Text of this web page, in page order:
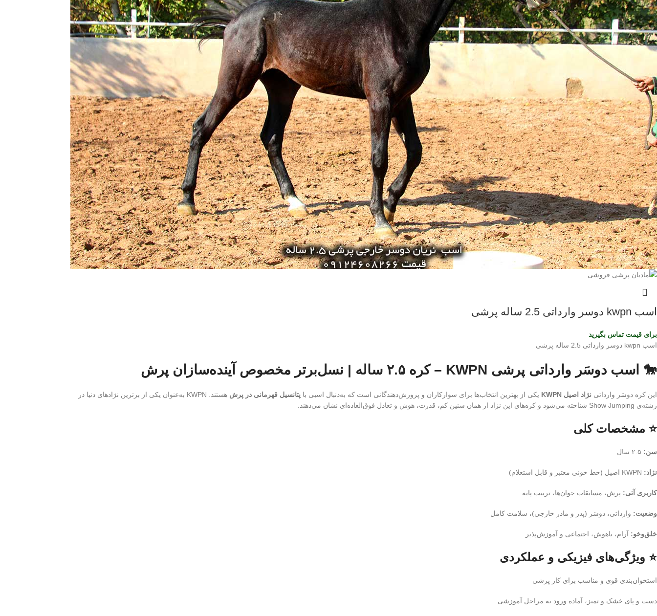
اسب kwpn دوسر وارداتی 2.5 ساله پرشی
برای قیمت تماس بگیرید
اسب kwpn دوسر وارداتی 2.5 ساله پرشی
🐎 اسب دوسَر وارداتی پرشی KWPN – کره ۲.۵ ساله | نسل‌برتر مخصوص آینده‌سازان پرش
این کره دوسَر وارداتی نژاد اصیل KWPN یکی از بهترین انتخاب‌ها برای سوارکاران و پرورش‌دهندگانی است که به‌دنبال اسبی با پتانسیل قهرمانی در پرش
هستند. KWPN به‌عنوان یکی از برترین نژادهای دنیا در
رشته‌ی Show Jumping شناخته می‌شود و کره‌های این نژاد از همان سنین کم، قدرت، هوش و تعادل فوق‌العاده‌ای نشان می‌دهند.
⭐ مشخصات کلی
سن:
نژاد:
کاربری آتی: پرش، مسابقات جوان‌ها، تربیت پایه
وضعیت: وارداتی، دوسَر (پدر و مادر خارجی)، سلامت کامل
خلق‌وخو: آرام، باهوش، اجتماعی و آموزش‌پذیر
⭐ ویژگی‌های فیزیکی و عملکردی
استخوان‌بندی قوی و مناسب برای کار پرشی
دست و پای خشک و تمیز، آماده ورود به مراحل آموزشی